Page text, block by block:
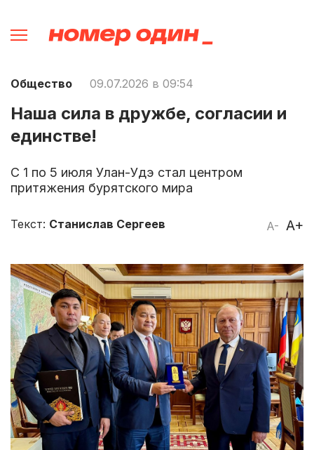
Общество 09.07.2026 в 09:54
Наша сила в дружбе, согласии и
единстве!
С 1 по 5 июля Улан-Удэ стал центром
притяжения бурятского мира
A- A+
Текст: Станислав Сергеев